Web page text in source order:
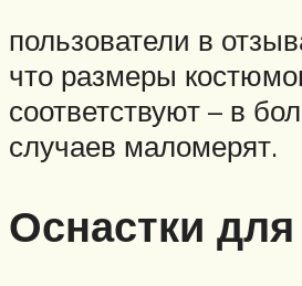
пользователи в
что размеры
соответствуют – в
случаев маломерят.
Оснастки